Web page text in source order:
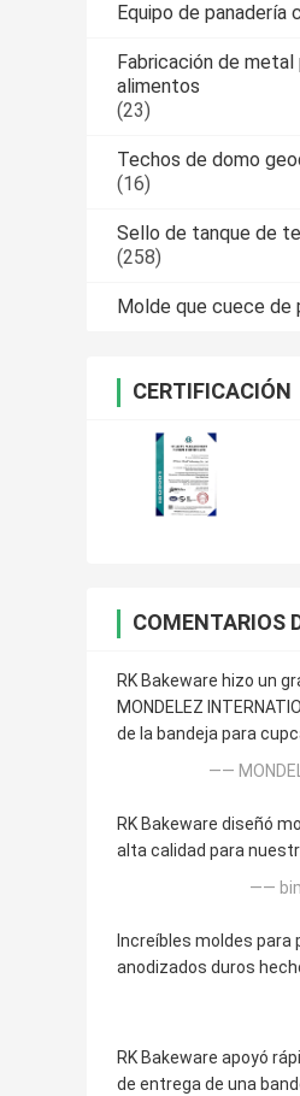
Equipo de panadería
Fabricación de
alimentos
(23)
Techos de domo
(16)
Sello de tanque de
(258)
Molde que cuece de
CERTIFICACIÓN
COMENTARIOS
RK Bakeware hizo un
MONDELEZ
de la bandeja para
——
RK Bakeware diseñó
alta calidad para
——
Increíbles moldes para
anodizados duros
RK Bakeware apoyó
de entrega de una